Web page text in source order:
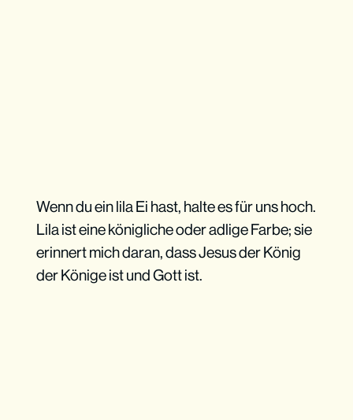
Wenn du ein lila Ei hast, halte es für uns hoch.
Lila ist eine königliche oder adlige Farbe; sie
erinnert mich daran, dass Jesus der König
der Könige ist und Gott ist.